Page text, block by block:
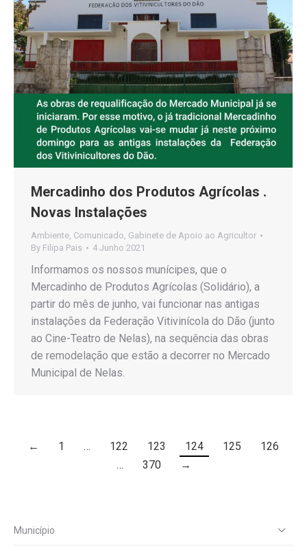
Mercadinho dos Produtos Agrícolas .
Novas Instalações
Ambiente Comunicado Gabinete de Apoio ao Agricultor
By Filipa Pais 4 Junho 2021
Informamos os nossos munícipes, que o
Mercadinho de Produtos Agrícolas (Solidário), a
partir do mês de junho, vai funcionar nas antigas
instalações da Federação Vitivinícola do Dão (junto
ao Cine-Teatro de Nelas), na sequência das obras
de remodelação que estão a decorrer no Mercado
Municipal de Nelas.
← 1 … 122 123 124 125
126
…
370 →
Município